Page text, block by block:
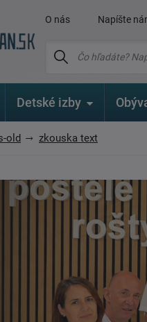
O nás Napíšte
Detské izby
old zkouska text